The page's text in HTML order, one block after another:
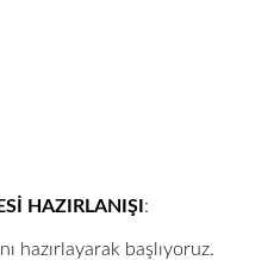
HAZIRLANIŞI:
hazırlayarak başlıyoruz.